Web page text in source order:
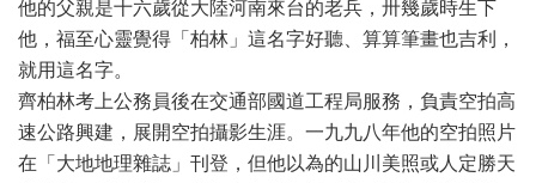
他的父親是十六歲從大陸河南來台的老兵，卅幾歲時生下
他，福至心靈覺得「柏林」這名字好聽、算算筆畫也吉利，
就用這名字。
齊柏林考上公務員後在交通部國道工程局服務，負責空拍高
速公路興建，展開空拍攝影生涯。一九九八年他的空拍照片
在「大地地理雜誌」刊登，但他以為的山川美照或人定勝天